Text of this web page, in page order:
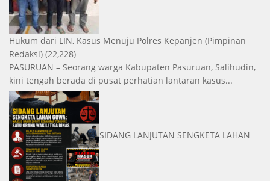
Hukum dari LIN, Kasus Menuju Polres Kepanjen (Pimpinan
Redaksi) (22,228)
PASURUAN – Seorang warga Kabupaten Pasuruan, Salihudin,
kini tengah berada di pusat perhatian lantaran kasus...
SIDANG LANJUTAN SENGKETA LAHAN